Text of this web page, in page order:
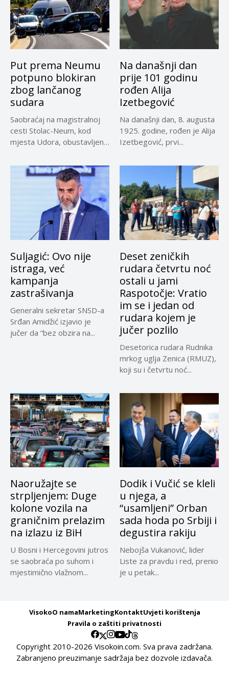
Put prema Neumu
potpuno blokiran
zbog lančanog
sudara
Saobraćaj na magistralnoj
cesti Stolac-Neum, kod
mjesta Udora, obustavljen
Na današnji dan
prije 101 godinu
rođen Alija
Izetbegović
Na današnji dan, 8. augusta
1925. godine, rođen je Alija
Izetbegović, prvi...
Suljagić: Ovo nije
istraga, već
kampanja
zastrašivanja
Generalni sekretar SNSD-a
Srđan Amidžić izjavio je
jučer da “bez obzira na...
Deset zeničkih
rudara četvrtu noć
ostali u jami
Raspotočje: Vratio
im se i jedan od
rudara kojem je
jučer pozlilo
Desetorica rudara Rudnika
mrkog uglja Zenica (RMUZ),
koji su i četvrtu noć...
Naoružajte se
strpljenjem: Duge
kolone vozila na
graničnim prelazim
na izlazu iz BiH
U Bosni i Hercegovini jutros
se saobraća po suhom i
mjestimično vlažnom...
Dodik i Vučić se kleli
u njega, a
“usamljeni” Orban
sada hoda po Srbiji i
degustira rakiju
Nebojša Vukanović, lider
Liste za pravdu i red, prenio
je u petak...
VisokoO namaMarketingKontaktUvjeti korištenja
Pravila o zaštiti privatnosti
Copyright 2010-2026 Visokoin.com. Sva prava zadržana.
Zabranjeno preuzimanje sadržaja bez dozvole izdavača.